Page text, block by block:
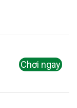
Chơi ngay